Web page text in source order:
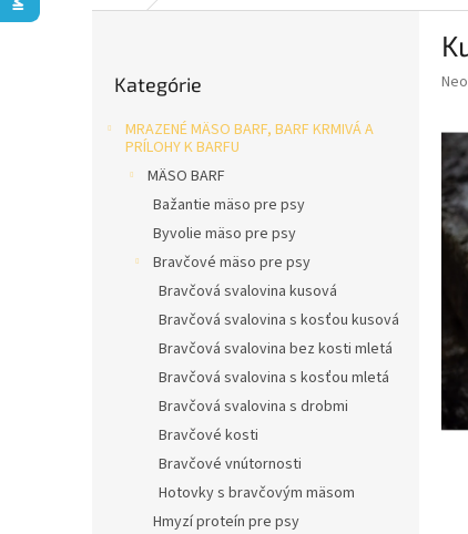
kategórie
Kategórie
MRAZENÉ MÄSO BARF, BARF KRMIVÁ A
PRÍLOHY K BARFU
MÄSO BARF
Bažantie mäso pre psy
Byvolie mäso pre psy
Bravčové mäso pre psy
Bravčová svalovina kusová
Bravčová svalovina s kosťou kusová
Bravčová svalovina bez kosti mletá
Bravčová svalovina s kosťou mletá
Bravčová svalovina s drobmi
Bravčové kosti
Bravčové vnútornosti
Hotovky s bravčovým mäsom
Hmyzí proteín pre psy
je
0,0
5